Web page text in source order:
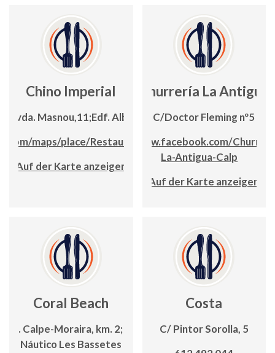
Chino Imperial
Avda. Masnou,11;Edf. Alba
maps/place/Restaurante+Imperial
Auf der Karte anzeigen
Churrería La Antigua
C/Doctor Fleming nº5
www.facebook.com/
La-Antigua-Calp
Auf der Karte anzeigen
Coral Beach
Calpe-Moraira, km. 2; Club
Náutico Les Bassetes
Costa
C/ Pintor Sorolla, 5